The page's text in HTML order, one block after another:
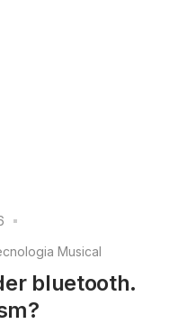
Musical
bluetooth.